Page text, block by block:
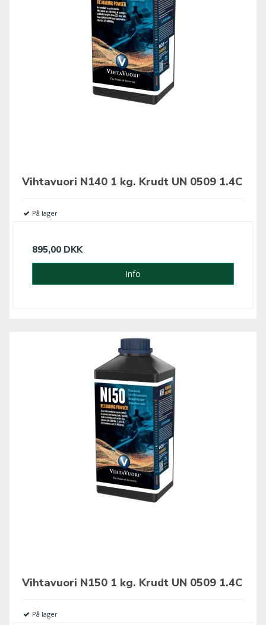
Vihtavuori N140 1 kg. Krudt UN 0509 1.4C
På lager
895,00 DKK
Info
Vihtavuori N150 1 kg. Krudt UN 0509 1.4C
På lager